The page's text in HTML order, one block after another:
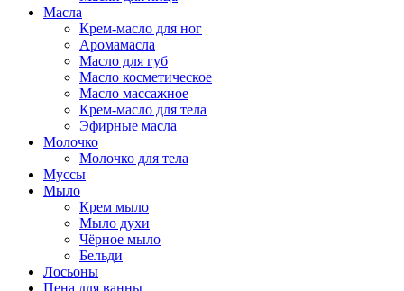
Масла
Крем-масло для ног
Аромамасла
Масло для губ
Масло косметическое
Масло массажное
Крем-масло для тела
Эфирные масла
Молочко
Молочко для тела
Муссы
Мыло
Крем мыло
Мыло духи
Чёрное мыло
Бельди
Лосьоны